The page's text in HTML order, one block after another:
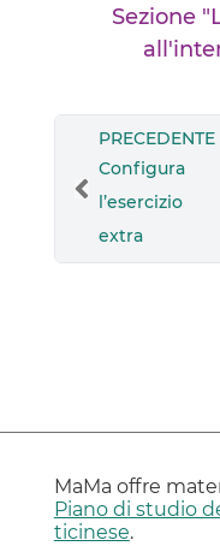
Sezione
PRECEDENTE
Configura
l’esercizio
extra
MaMa offre
Piano di studio
ticinese.